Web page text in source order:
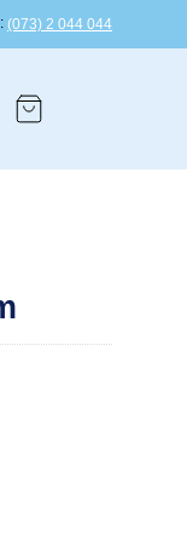
(073) 2 044 044